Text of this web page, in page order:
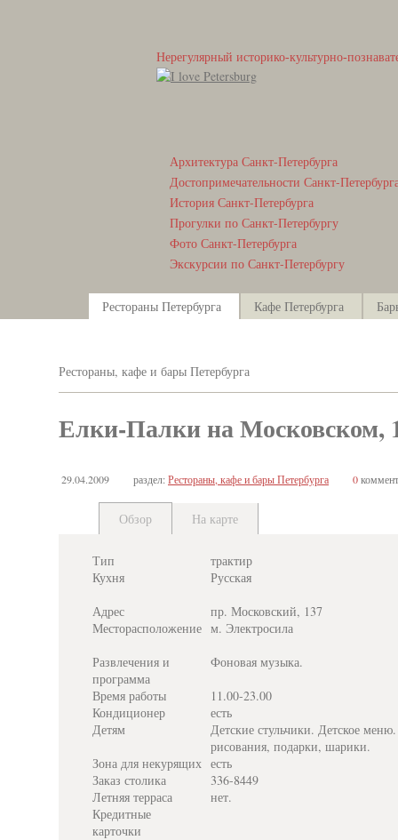
Нерегулярный историко-культурно-
Архитектура Санкт-Петербурга
Достопримечательности Санкт-
История Санкт-Петербурга
Прогулки по Санкт-Петербургу
Фото Санкт-Петербурга
Экскурсии по Санкт-Петербургу
Рестораны Петербурга Кафе Петербурга
Рестораны, кафе и бары Петербурга
Елки-Палки на Московском,
29.04.2009 раздел:Рестораны, кафе и бары Петербурга 0
Обзор На карте
Тип
трактир
Кухня
Русская
Адрес
пр. Московский, 137
Месторасположение м. Электросила
Развлечения и
программа
Фоновая музыка.
Время работы
11.00-23.00
Кондиционер
есть
Детям
Детские стульчики. Детское
рисования, подарки, шарики.
Зона для некурящих есть
Заказ столика
336-8449
Летняя терраса
нет.
Кредитные
карточки